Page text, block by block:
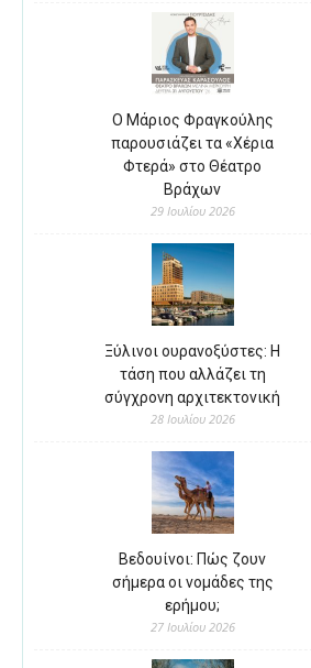
Ο Μάριος Φραγκούλης
παρουσιάζει τα «Χέρια
Φτερά» στο Θέατρο
Βράχων
29 Ιουλίου 2026
Ξύλινοι ουρανοξύστες: Η
τάση που αλλάζει τη
σύγχρονη αρχιτεκτονική
28 Ιουλίου 2026
Βεδουίνοι: Πώς ζουν
σήμερα οι νομάδες της
ερήμου;
27 Ιουλίου 2026